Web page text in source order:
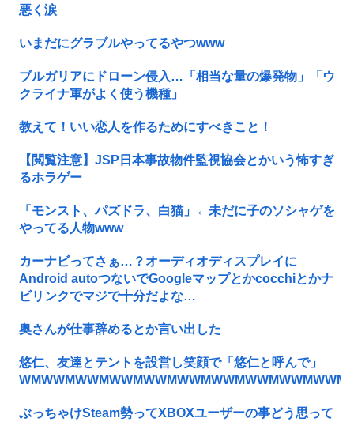
悪く涙
いまだにグラブルやってるやつwww
ブルガリアにドローン侵入…「相当な量の爆発物」「ウ
クライナ軍がよく使う機種」
教えて！いい恋人を作るためにすべきこと！
【閲覧注意】JSP日本事故物件監視協会とかいう怖すぎ
るホラゲー
「モンスト、パズドラ、白猫」←未だに子のソシャゲを
やってる人物www
カーナビってさぁ…？オーディオディスプレイに
Android autoつないでGoogleマップとかcocchiとかナ
ビリンクでマジで十分だよな…
奥さんが仕事辞めるとか言い出した
悠仁、友達とテントを設営し笑顔で「悠仁と呼んで」
ぶっちゃけSteam勢ってXBOXユーザーの事どう思って